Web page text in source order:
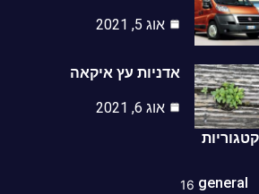
אוג 5, 2021
אדניות עץ איקאה
אוג 6, 2021
16